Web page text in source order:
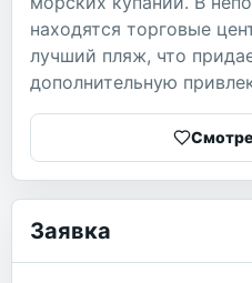
находятся торговые
лучший пляж, что
дополнительную
Заявка